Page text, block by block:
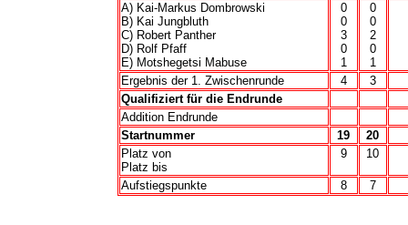
A) Kai-Markus Dombrowski
B) Kai Jungbluth
C) Robert Panther
D) Rolf Pfaff
E) Motshegetsi Mabuse
0
0
3
0
1
0
0
2
0
1
Ergebnis der 1. Zwischenrunde
4
3
Qualifiziert für die Endrunde
Addition Endrunde
Startnummer
19
20
Platz von
Platz bis
9 10
Aufstiegspunkte 8 7